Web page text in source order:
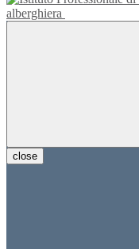
alberghiera
close